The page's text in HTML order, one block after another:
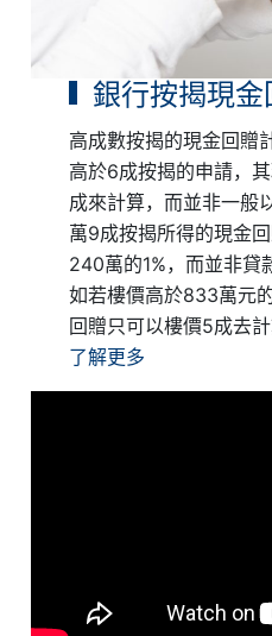
銀行按揭現金
高成數按揭的現金回贈
高於6成按揭的申請，
成來計算，而並非一般
萬9成按揭所得的現金
240萬的1%，而並非貸
如若樓價高於833萬元
回贈只可以樓價5成去計
了解更多